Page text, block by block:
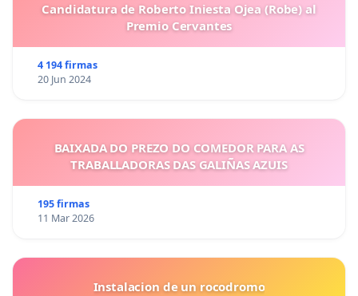
Candidatura de Roberto Iniesta Ojea (Robe) al
Premio Cervantes
4 194 firmas
20 Jun 2024
BAIXADA DO PREZO DO COMEDOR PARA AS
TRABALLADORAS DAS GALIÑAS AZUIS
195 firmas
11 Mar 2026
Instalacion de un rocodromo